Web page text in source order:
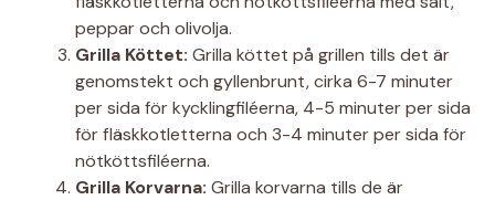
peppar och olivolja.
Grilla Köttet: Grilla köttet på grillen tills det är
genomstekt och gyllenbrunt, cirka 6-7 minuter
per sida för kycklingfiléerna, 4-5 minuter per sida
för fläskkotletterna och 3-4 minuter per sida för
nötköttsfiléerna.
Grilla Korvarna: Grilla korvarna tills de är